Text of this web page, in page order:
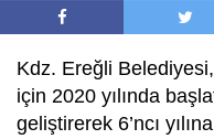
Kdz. Ereğli Belediyesi,
için 2020 yılında
geliştirerek 6’ncı